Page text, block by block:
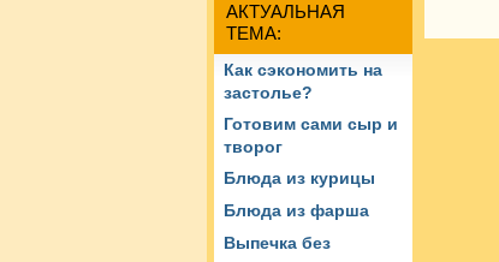
АКТУАЛЬНАЯ
ТЕМА:
Как сэкономить на
застолье?
Готовим сами сыр и
творог
Блюда из курицы
Блюда из фарша
Выпечка без